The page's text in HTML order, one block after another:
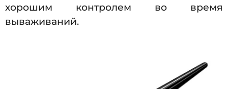
хорошим контролем во время
вываживаний.